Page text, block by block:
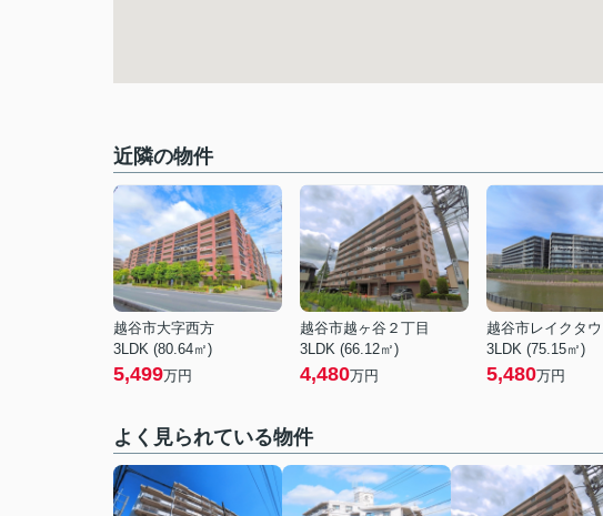
近隣の物件
越谷市大字西方
3LDK (80.64㎡)
5,499万円
越谷市越ヶ谷２丁目
3LDK (66.12㎡)
4,480万円
3LDK (75.15㎡)
5,480万円
よく見られている物件